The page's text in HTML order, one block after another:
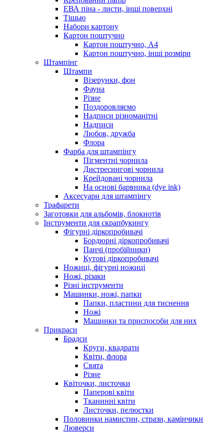
ЕВА піна - листи, інші поверхні
Тішью
Набори картону
Картон поштучно
Картон поштучно, А4
Картон поштучно, інші розміри
Штампінг
Штампи
Візерунки, фон
Фауна
Різне
Поздоровляємо
Надписи різноманітні
Надписи
Любов, дружба
Флора
Фарба для штампінгу
Пігментні чорнила
Дистресингові чорнила
Крейдовані чорнила
На основі барвника (dye ink)
Аксесуари для штампінгу
Трафарети
Заготовки для альбомів, блокнотів
Інструменти для скрапбукингу
Фігурні діркопробивачі
Бордюрні діркопробивачі
Панчі (пробійники)
Кутові діркопробивачі
Ножиці, фігурні ножиці
Ножі, різаки
Різні інструменти
Машинки, ножі, папки
Папки, пластини для тиснення
Ножі
Машинки та приспособи для них
Прикраси
Брадси
Круги, квадрати
Квіти, флора
Свята
Різне
Квіточки, листочки
Паперові квіти
Тканинні квіти
Листочки, пелюстки
Половинки намистин, стрази, камінчики
Люверси